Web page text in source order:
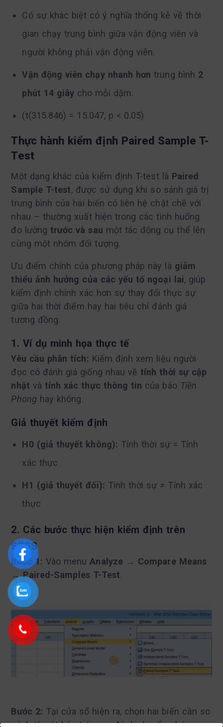
Có sự khác biệt có ý nghĩa thống kê về thời
gian chạy trung bình giữa vận động viên và
người không phải vận động viên.
Vận động viên chạy nhanh hơn trung bình 2
phút 14 giây cho mỗi dặm.
(t(315.846) = 15.047, p < 0.05)
Thực hành kiểm định Paired Sample T-
Test
Một dạng khác của kiểm định T-test là Paired
Sample T-test, được sử dụng khi so sánh giá trị
trung bình của hai biến có liên hệ chặt chẽ với
nhau – thường xuất hiện trong các tình huống
đo lường trước và sau một tác động cụ thể lên
cùng một nhóm đối tượng.
Ưu điểm chính của phương pháp này là giảm
thiểu ảnh hưởng của các yếu tố ngoại lai, giúp
kiểm định chính xác hơn sự thay đổi thực sự
giữa hai thời điểm hay hai tiêu chí đánh giá
tương đồng.
1. Ví dụ minh họa thực tế
Yêu cầu phân tích: Kiểm định xem liệu người
đọc có đánh giá giống nhau về tính thời sự cập
nhật và tính xác thực thông tin của báo Tiền
Phong hay không.
Giả thuyết kiểm định
H0 (giả thuyết không): Tính thời sự = Tính
xác thực
H1 (giả thuyết đối): Tính thời sự ≠ Tính xác
thực
2. Các bước thực hiện kiểm định trên
SPSS
Bước 1: Vào menuAnalyze → Compare Means
→ Paired-Samples T-Test.
Bước 2: Tại cửa sổ hiện ra, chọn hai biến cần so
sánh từ cột bên trái, sau đó di chuyển chúng